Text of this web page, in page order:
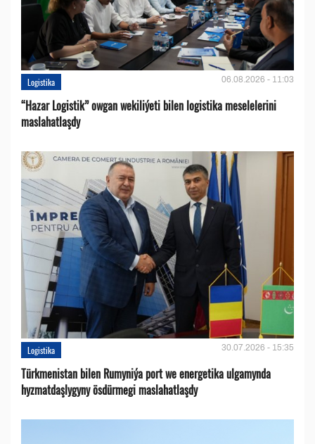
Logistika 06.08.2026 - 11:03
“Hazar Logistik” owgan wekiliýeti bilen logistika meselelerini
maslahatlaşdy
Logistika 30.07.2026 - 15:35
Türkmenistan bilen Rumyniýa port we energetika ulgamynda
hyzmatdaşlygyny ösdürmegi maslahatlaşdy